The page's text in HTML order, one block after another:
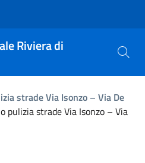
Riviera di
strade Via Isonzo – Via De
pulizia strade Via Isonzo – Via